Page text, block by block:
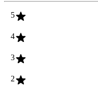
5
4
3
2